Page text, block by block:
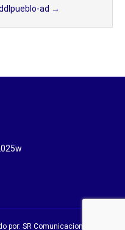
ad →
por: SR Comunicaciones